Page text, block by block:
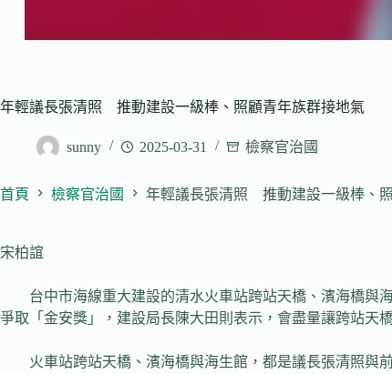
年輕議長張清照 推動建設一級棒、照顧青年族群接地氣
sunny 2025-03-31 檢察官治國
首頁 檢察官治國 年輕議長張清照 推動建設一級棒、
宋柏誼
台中市海線重大建設的清水火車站跨站天橋、濱海橋與海
爭取「金安獎」，建設局長陳大田則表示，會盡量讓跨站天
火車站跨站天橋、濱海橋與海生館，都是議長張清照與前